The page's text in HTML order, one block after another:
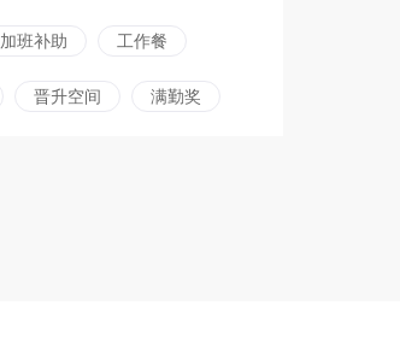
加班补助 工作餐
晋升空间 满勤奖